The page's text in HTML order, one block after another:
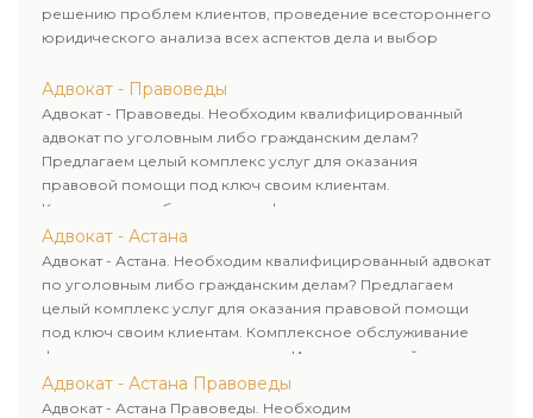
решению проблем клиентов, проведение всестороннего
юридического анализа всех аспектов дела и выбор
Адвокат - Правоведы
Адвокат - Правоведы. Необходим квалифицированный
адвокат по уголовным либо гражданским делам?
Предлагаем целый комплекс услуг для оказания
правовой помощи под ключ своим клиентам.
Комплексное обслуживание физических и юридических
лиц. Индивидуальный подход к каждому клиенту.
Адвокат - Астана
Адвокат - Астана. Необходим квалифицированный адвокат
по уголовным либо гражданским делам? Предлагаем
целый комплекс услуг для оказания правовой помощи
под ключ своим клиентам. Комплексное обслуживание
физических и юридических лиц. Индивидуальный подход к
каждому клиенту.
Адвокат - Астана Правоведы
Адвокат - Астана Правоведы. Необходим